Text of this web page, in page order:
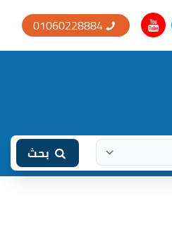
01060228884
بحث